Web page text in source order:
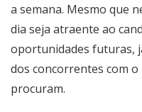
a semana. Mesmo que
dia seja atraente ao
oportunidades futuras,
dos concorrentes com
procuram.